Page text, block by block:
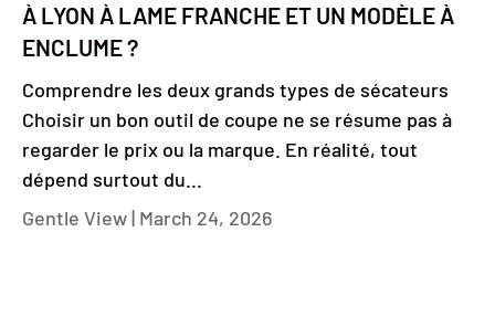
À LYON À LAME FRANCHE ET UN MODÈLE À
ENCLUME ?
Comprendre les deux grands types de sécateurs
Choisir un bon outil de coupe ne se résume pas à
regarder le prix ou la marque. En réalité, tout
dépend surtout du...
Gentle View | March 24, 2026